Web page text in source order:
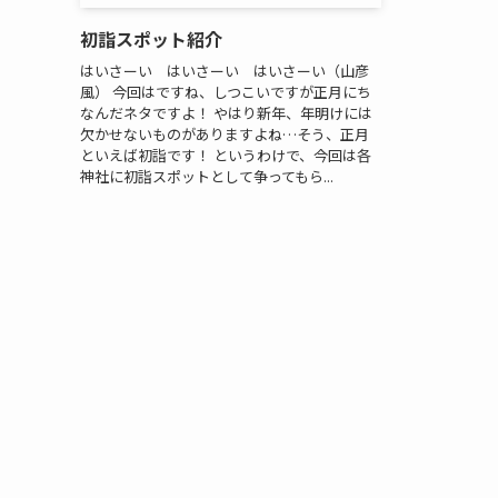
初詣スポット紹介
はいさーい はいさーい はいさーい（山彦
風） 今回はですね、しつこいですが正月にち
なんだネタですよ！ やはり新年、年明けには
欠かせないものがありますよね…そう、正月
といえば初詣です！ というわけで、今回は各
神社に初詣スポットとして争ってもら...